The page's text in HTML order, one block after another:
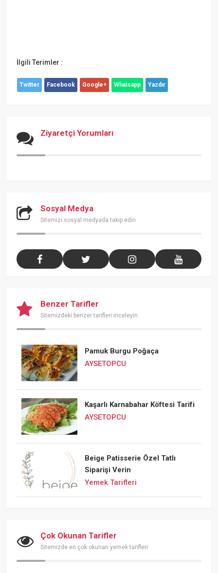
İlgili Terimler :
Twitter Facebook Google+ Whatsapp Yazdır
Ziyaretçi Yorumları
Sosyal Medya
Sitemizi sosyal medyada takip edin
Benzer Tarifler
Sitemizdeki benzer tarifleri inceleyin
Pamuk Burgu Poğaça
AYSETOPCU
Kaşarlı Karnabahar Köftesi Tarifi
AYSETOPCU
Beige Patisserie Özel Tatlı
Siparişi Verin
Yemek Tarifleri
Çok Okunan Tarifler
Sitemizde en çok okunan yemek tarifleri